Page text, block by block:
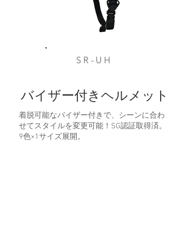
SR-UH
バイザー付きヘルメット
着脱可能なバイザー付きで、シーンに合わ
せてスタイルを変更可能！SG認証取得済。
9色×1サイズ展開。